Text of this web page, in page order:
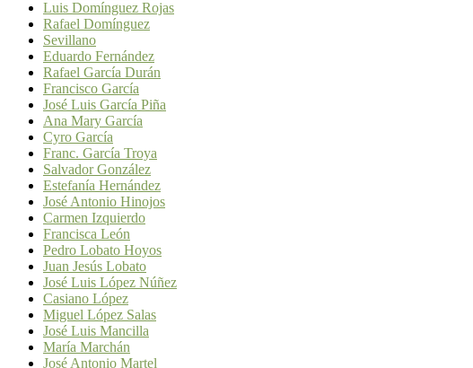
Luis Domínguez Rojas
Rafael Domínguez
Sevillano
Eduardo Fernández
Rafael García Durán
Francisco García
José Luis García Piña
Ana Mary García
Cyro García
Franc. García Troya
Salvador González
Estefanía Hernández
José Antonio Hinojos
Carmen Izquierdo
Francisca León
Pedro Lobato Hoyos
Juan Jesús Lobato
José Luis López Núñez
Casiano López
Miguel López Salas
José Luis Mancilla
María Marchán
José Antonio Martel